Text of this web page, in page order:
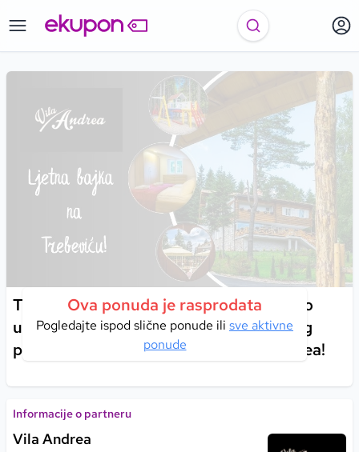
Ova ponuda je rasprodata
Pogledajte ispod slične ponude ili sve aktivne
ponude
Trebević I Mjesto stvoreno za porodično
uživanje u prirodi gdje svaki dah svježeg
planinskog zraka donosi mir u Vili Andrea!
Informacije o partneru
Vila Andrea